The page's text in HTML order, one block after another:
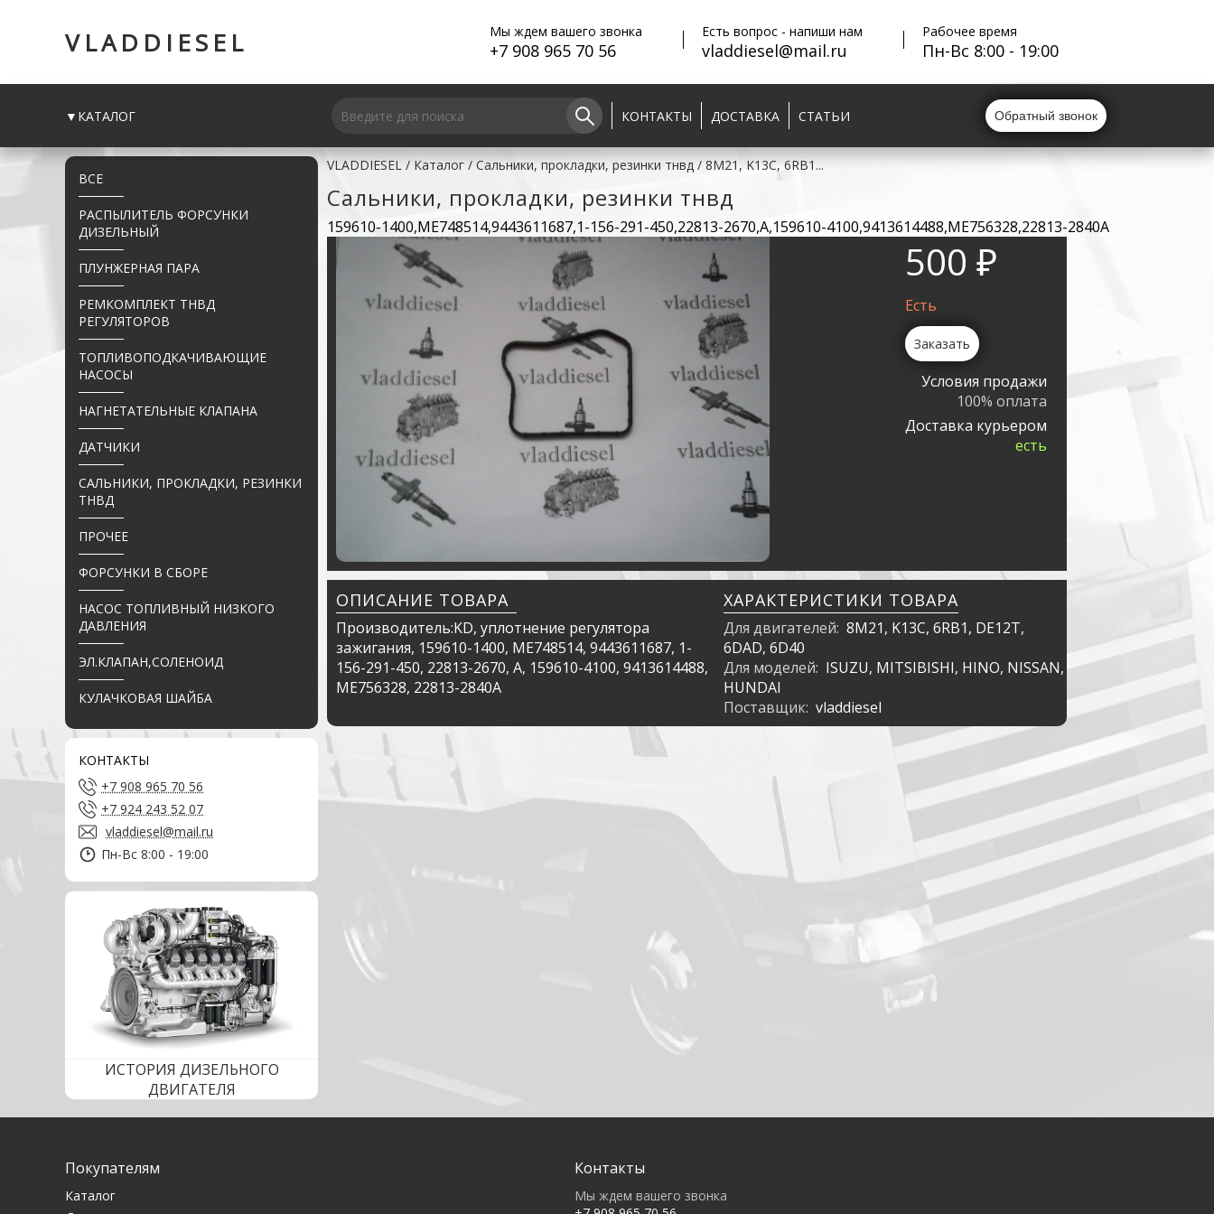
VLADDIESEL Мы ждем вашего звонка
+7 908 965 70 56
Есть вопрос - напиши нам
vladdiesel@mail.ru
Рабочее время
Пн-Вс 8:00 - 19:00
▼КАТАЛОГ КОНТАКТЫ ДОСТАВКА СТАТЬИ Обратный звонок
ВСЕ
РАСПЫЛИТЕЛЬ ФОРСУНКИ
ДИЗЕЛЬНЫЙ
ПЛУНЖЕРНАЯ ПАРА
РЕМКОМПЛЕКТ ТНВД
РЕГУЛЯТОРОВ
ТОПЛИВОПОДКАЧИВАЮЩИЕ
НАСОСЫ
НАГНЕТАТЕЛЬНЫЕ КЛАПАНА
ДАТЧИКИ
САЛЬНИКИ, ПРОКЛАДКИ, РЕЗИНКИ
ТНВД
ПРОЧЕЕ
ФОРСУНКИ В СБОРЕ
НАСОС ТОПЛИВНЫЙ НИЗКОГО
ДАВЛЕНИЯ
ЭЛ.КЛАПАН,СОЛЕНОИД
КУЛАЧКОВАЯ ШАЙБА
КОНТАКТЫ
+7 908 965 70 56
+7 924 243 52 07
vladdiesel@mail.ru
Пн-Вс 8:00 - 19:00
ИСТОРИЯ ДИЗЕЛЬНОГО
ДВИГАТЕЛЯ
VLADDIESEL/Каталог /Сальники, прокладки, резинки тнвд/8M21, K13C, 6RB1...
Сальники, прокладки, резинки тнвд
159610-1400,ME748514,9443611687,1-156-291-450,22813-2670,A,159610-4100,9413614488,ME756328,22813-2840A
500 ₽
Есть
Заказать
Условия продажи
100% оплата
Доставка курьером
есть
ОПИСАНИЕ ТОВАРА
Производитель:KD, уплотнение регулятора
зажигания, 159610-1400, ME748514, 9443611687, 1-
156-291-450, 22813-2670, A, 159610-4100, 9413614488,
ME756328, 22813-2840A
ХАРАКТЕРИСТИКИ ТОВАРА
Для двигателей: 8M21, K13C, 6RB1, DE12T,
6DAD, 6D40
Для моделей: ISUZU, MITSIBISHI, HINO, NISSAN,
HUNDAI
Поставщик: vladdiesel
Покупателям
Каталог
Контакты
Мы ждем вашего звонка